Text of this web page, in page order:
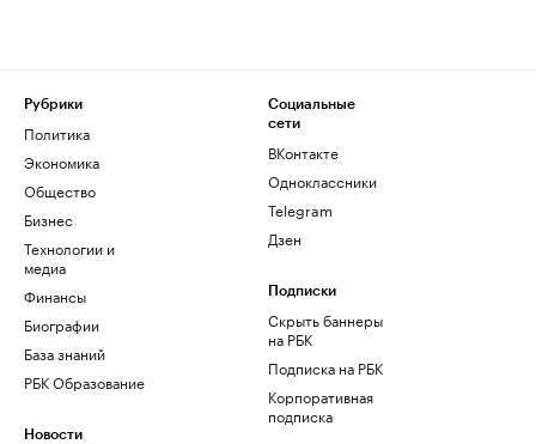
Рубрики
Политика
Экономика
Общество
Бизнес
Технологии и
медиа
Финансы
Биографии
База знаний
РБК Образование
Новости
Социальные
сети
ВКонтакте
Одноклассники
Telegram
Дзен
Подписки
Скрыть баннеры
на РБК
Подписка на РБК
Корпоративная
подписка